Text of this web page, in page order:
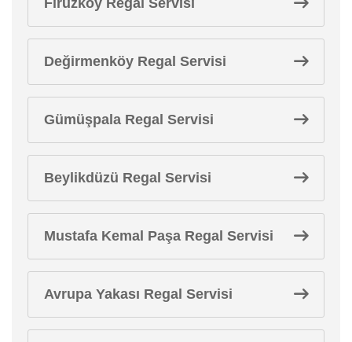
Değirmenköy Regal Servisi
Gümüşpala Regal Servisi
Beylikdüzü Regal Servisi
Mustafa Kemal Paşa Regal Servisi
Avrupa Yakası Regal Servisi